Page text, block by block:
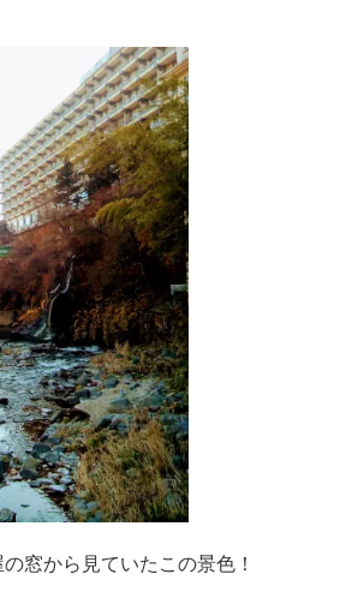
窓から見ていたこの景色！